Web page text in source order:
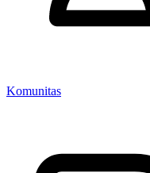
Komunitas